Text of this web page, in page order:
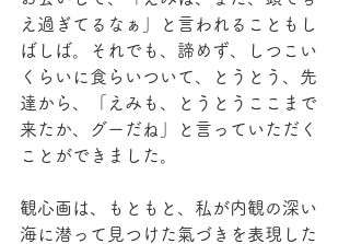
え過ぎてるなぁ」と言われることもし
ばしば。それでも、諦めず、しつこい
くらいに食らいついて、とうとう、先
達から、「えみも、とうとうここまで
来たか、グーだね」と言っていただく
ことができました。
観心画は、もともと、私が内観の深い
海に潜って見つけた氣づきを表現した